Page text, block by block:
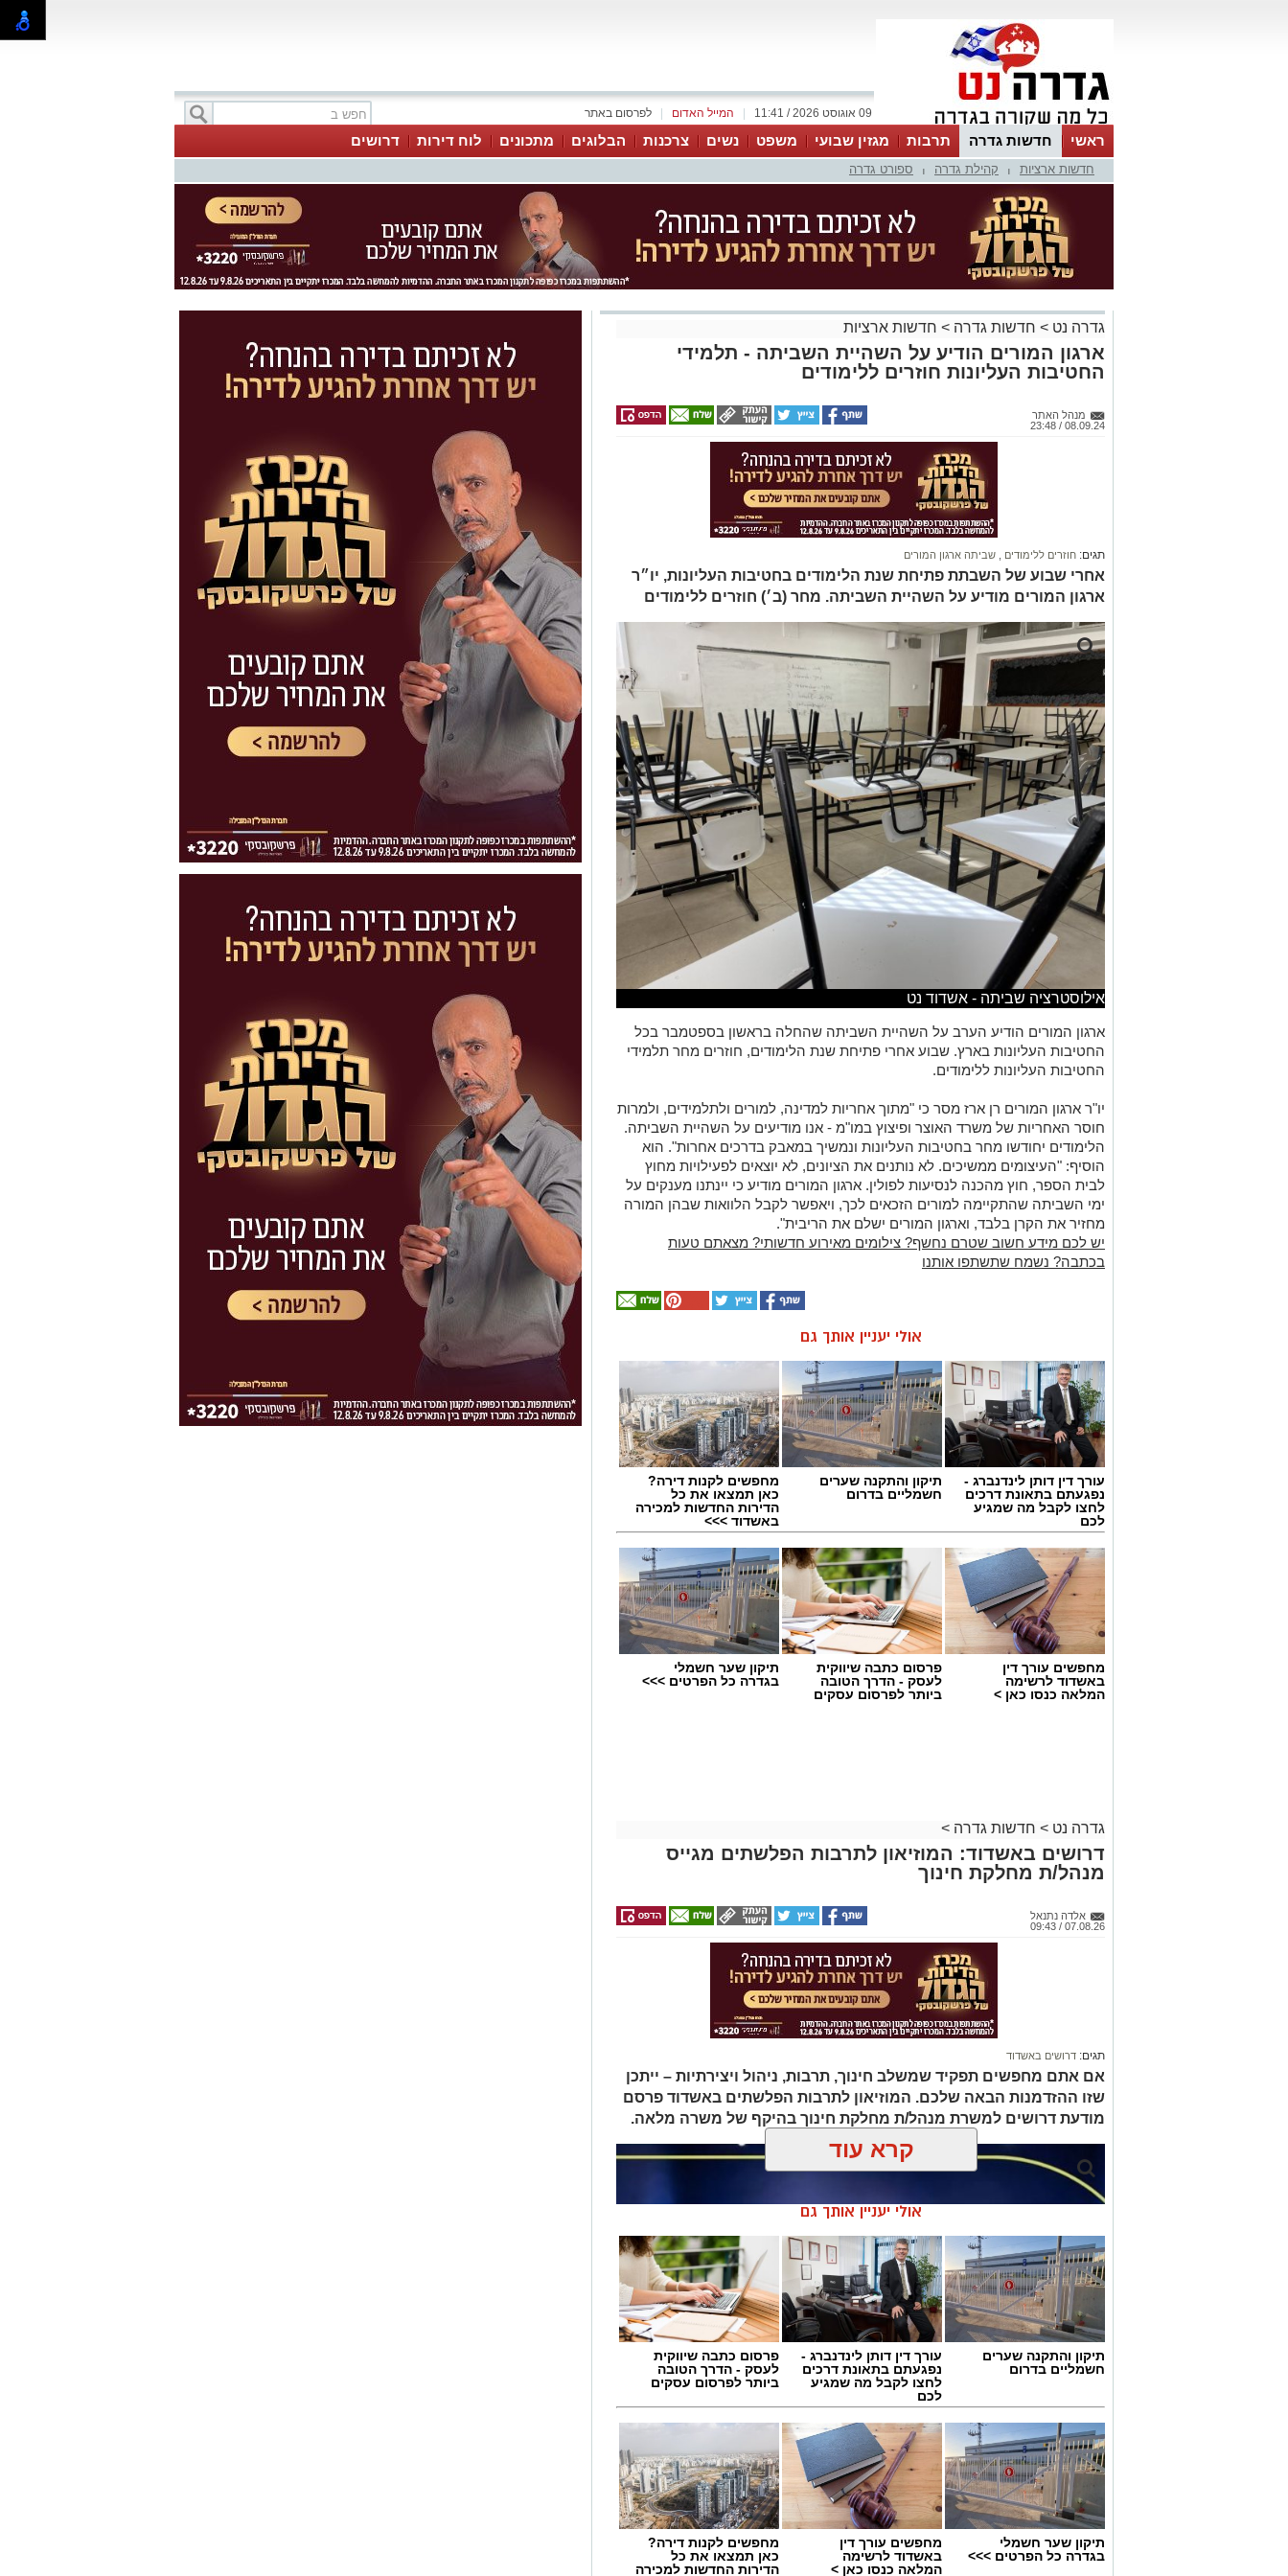
לפרסום באתר המייל האדום 09 אוגוסט 2026 / 11:41
ראשי חדשות גדרה תרבות מגזין שבועי משפט נשים צרכנות הבלוגים מתכונים לוח דירות דרושים
חדשות ארציות קהילת גדרה ספורט גדרה
גדרה נט > חדשות גדרה > חדשות ארציות
ארגון המורים הודיע על השהיית השביתה - תלמידי
החטיבות העליונות חוזרים ללימודים
מנהל האתר
08.09.24 / 23:48
תגים: חוזרים ללימודים שביתה ארגון המורים
אחרי שבוע של השבתת פתיחת שנת הלימודים בחטיבות העליונות, יו״ר
ארגון המורים מודיע על השהיית השביתה. מחר (ב׳) חוזרים ללימודים
אילוסטרציה שביתה - אשדוד נט
ארגון המורים הודיע הערב על השהיית השביתה שהחלה בראשון בספטמבר בכל
החטיבות העליונות בארץ. שבוע אחרי פתיחת שנת הלימודים, חוזרים מחר תלמידי
החטיבות העליונות ללימודים.
יו"ר ארגון המורים רן ארז מסר כי "מתוך אחריות למדינה, למורים ולתלמידים, ולמרות
חוסר האחריות של משרד האוצר ופיצוץ במו"מ - אנו מודיעים על השהיית השביתה.
הלימודים יחודשו מחר בחטיבות העליונות ונמשיך במאבק בדרכים אחרות". הוא
הוסיף: "העיצומים ממשיכים. לא נותנים את הציונים, לא יוצאים לפעילויות מחוץ
לבית הספר, חוץ מהכנה לנסיעות לפולין. ארגון המורים מודיע כי יינתנו מענקים על
ימי השביתה שהתקיימה למורים הזכאים לכך, ויאפשר לקבל הלוואות שבהן המורה
מחזיר את הקרן בלבד, וארגון המורים ישלם את הריבית".
יש לכם מידע חשוב שטרם נחשף? צילומים מאירוע חדשותי? מצאתם טעות
בכתבה? נשמח שתשתפו אותנו
אולי יעניין אותך גם
עורך דין דותן לינדנברג -
נפגעתם בתאונת דרכים
לחצו לקבל מה שמגיע
לכם
תיקון והתקנה שערים
חשמליים בדרום
מחפשים לקנות דירה?
כאן תמצאו את כל
הדירות החדשות למכירה
באשדוד >>>
מחפשים עורך דין
באשדוד לרשימה
המלאה כנסו כאן >
פרסום כתבה שיווקית
לעסק - הדרך הטובה
ביותר לפרסום עסקים
תיקון שער חשמלי
בגדרה כל הפרטים >>>
גדרה נט > חדשות גדרה >
דרושים באשדוד: המוזיאון לתרבות הפלשתים מגייס
מנהל/ת מחלקת חינוך
אלדה נתנאל
07.08.26 / 09:43
תגים: דרושים באשדוד
אם אתם מחפשים תפקיד שמשלב חינוך, תרבות, ניהול ויצירתיות – ייתכן
שזו ההזדמנות הבאה שלכם. המוזיאון לתרבות הפלשתים באשדוד פרסם
מודעת דרושים למשרת מנהל/ת מחלקת חינוך בהיקף של משרה מלאה.
גיוס
במסגרת התפקיד יידרש המועמד להוביל את תחום החינוך וההדרכה במוזיאון, לנהל
ולהוביל צוות מקצועי, לפתח תוכניות חינוכיות, ליצור אירועי תוכן ופרויקטים ייחודיים
קרא עוד
אולי יעניין אותך גם
תיקון והתקנה שערים
חשמליים בדרום
עורך דין דותן לינדנברג -
נפגעתם בתאונת דרכים
לחצו לקבל מה שמגיע
לכם
פרסום כתבה שיווקית
לעסק - הדרך הטובה
ביותר לפרסום עסקים
תיקון שער חשמלי
בגדרה כל הפרטים >>>
מחפשים עורך דין
באשדוד לרשימה
המלאה כנסו כאן >
מחפשים לקנות דירה?
כאן תמצאו את כל
הדירות החדשות למכירה